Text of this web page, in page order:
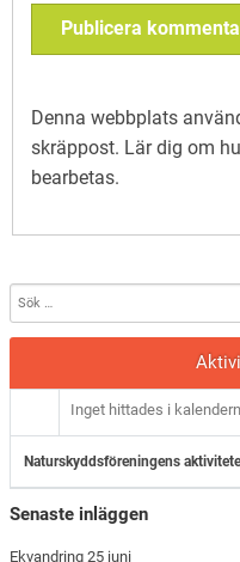
Denna webbplats
skräppost. Lär dig om
bearbetas.
Inget hittades i
Naturskyddsföreningens
Senaste inläggen
Ekvandring 25 juni